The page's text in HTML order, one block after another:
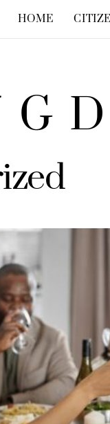
HOME